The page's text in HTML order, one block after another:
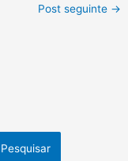
Post seguinte →
Pesquisar